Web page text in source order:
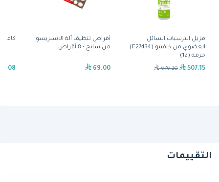
مزيل الترسبات السائل
العضوي من كافيتو (E27434)
حزمة (12)
507.15
676.20
أقراص تنظيف آلة الاسبريسو
من سايج - 8 أقراص
69.00
التقييمات